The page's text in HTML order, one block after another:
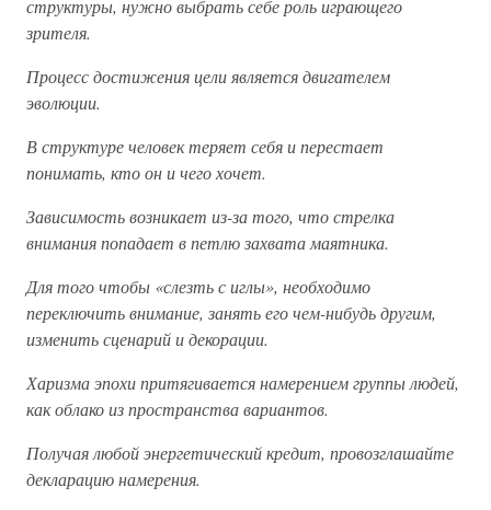
структуры, нужно выбрать себе роль играющего
зрителя.
Процесс достижения цели является двигателем
эволюции.
В структуре человек теряет себя и перестает
понимать, кто он и чего хочет.
Зависимость возникает из-за того, что стрелка
внимания попадает в петлю захвата маятника.
Для того чтобы «слезть с иглы», необходимо
переключить внимание, занять его чем-нибудь другим,
изменить сценарий и декорации.
Харизма эпохи притягивается намерением группы людей,
как облако из пространства вариантов.
Получая любой энергетический кредит, провозглашайте
декларацию намерения.